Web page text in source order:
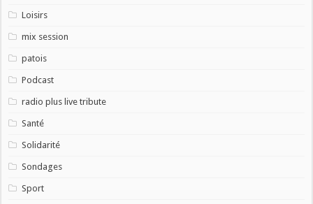
Loisirs
mix session
patois
Podcast
radio plus live tribute
Santé
Solidarité
Sondages
Sport